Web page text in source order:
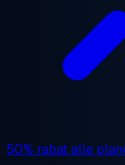
50% rabatalle